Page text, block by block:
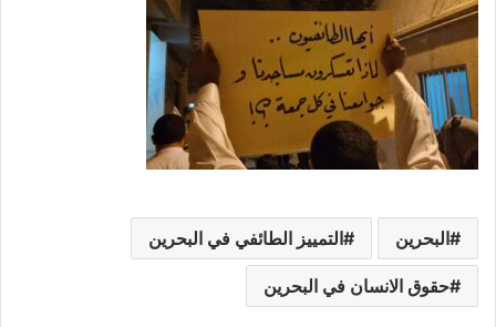
البحرين التمييز الطائفي في البحرين
حقوق الانسان في البحرين